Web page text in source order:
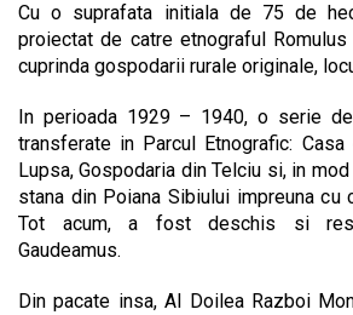
Cu o suprafata initiala de 75 de
proiectat de catre etnograful
cuprinda gospodarii rurale originale,
In perioada 1929 – 1940, o serie
transferate in Parcul Etnografic:
Lupsa, Gospodaria din Telciu si, in
stana din Poiana Sibiului impreuna cu
Tot acum, a fost deschis si
Gaudeamus.
Din pacate insa, Al Doilea Razboi